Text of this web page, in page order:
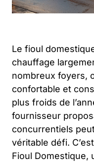
Le fioul
chauffage
nombreux foyers,
confortable et
plus froids de
fournisseur
concurrentiels
véritable défi.
Fioul Domestique,